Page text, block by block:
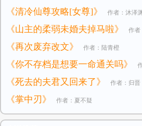
《清冷仙尊攻略[女尊]》 作者：沐泽渊
《山主的柔弱未婚夫掉马啦》 作者
《再次废弃改文》 作者：陆青橙
《你不存档是想要一命通关吗》
《死去的夫君又回来了》 作者：归晋
《掌中刃》 作者：夏不疑